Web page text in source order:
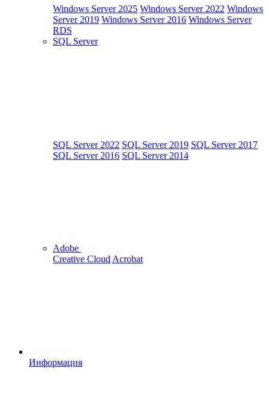
Windows Server 2025 Windows Server 2022 Windows
Server 2019 Windows Server 2016 Windows Server
RDS
SQL Server
SQL Server 2022 SQL Server 2019 SQL Server 2017
SQL Server 2016 SQL Server 2014
Adobe
Creative Cloud Acrobat
Информация